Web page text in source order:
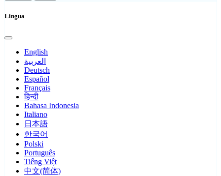
Lingua
English
العربية
Deutsch
Español
Français
हिन्दी
Bahasa Indonesia
Italiano
日本語
한국어
Polski
Português
Tiếng Việt
中文(简体)